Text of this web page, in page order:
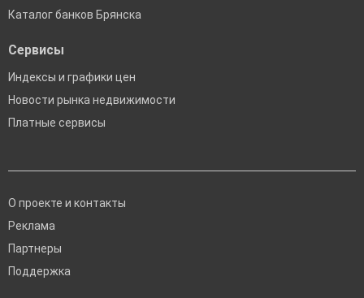
Каталог банков Брянска
Сервисы
Индексы и графики цен
Новости рынка недвижимости
Платные сервисы
О проекте и контакты
Реклама
Партнеры
Поддержка